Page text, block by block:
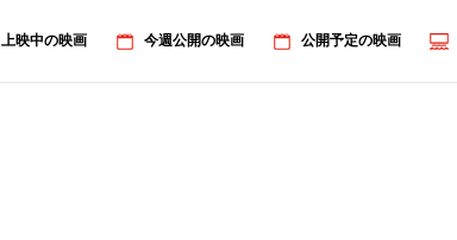
上映中の映画 今週公開の映画 公開予定の映画